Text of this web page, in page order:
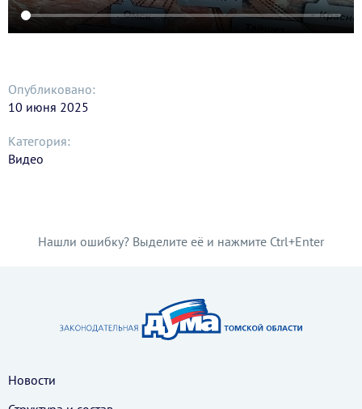
Опубликовано:
10 июня 2025
Категория:
Видео
Нашли ошибку? Выделите её и нажмите Ctrl+Enter
Новости